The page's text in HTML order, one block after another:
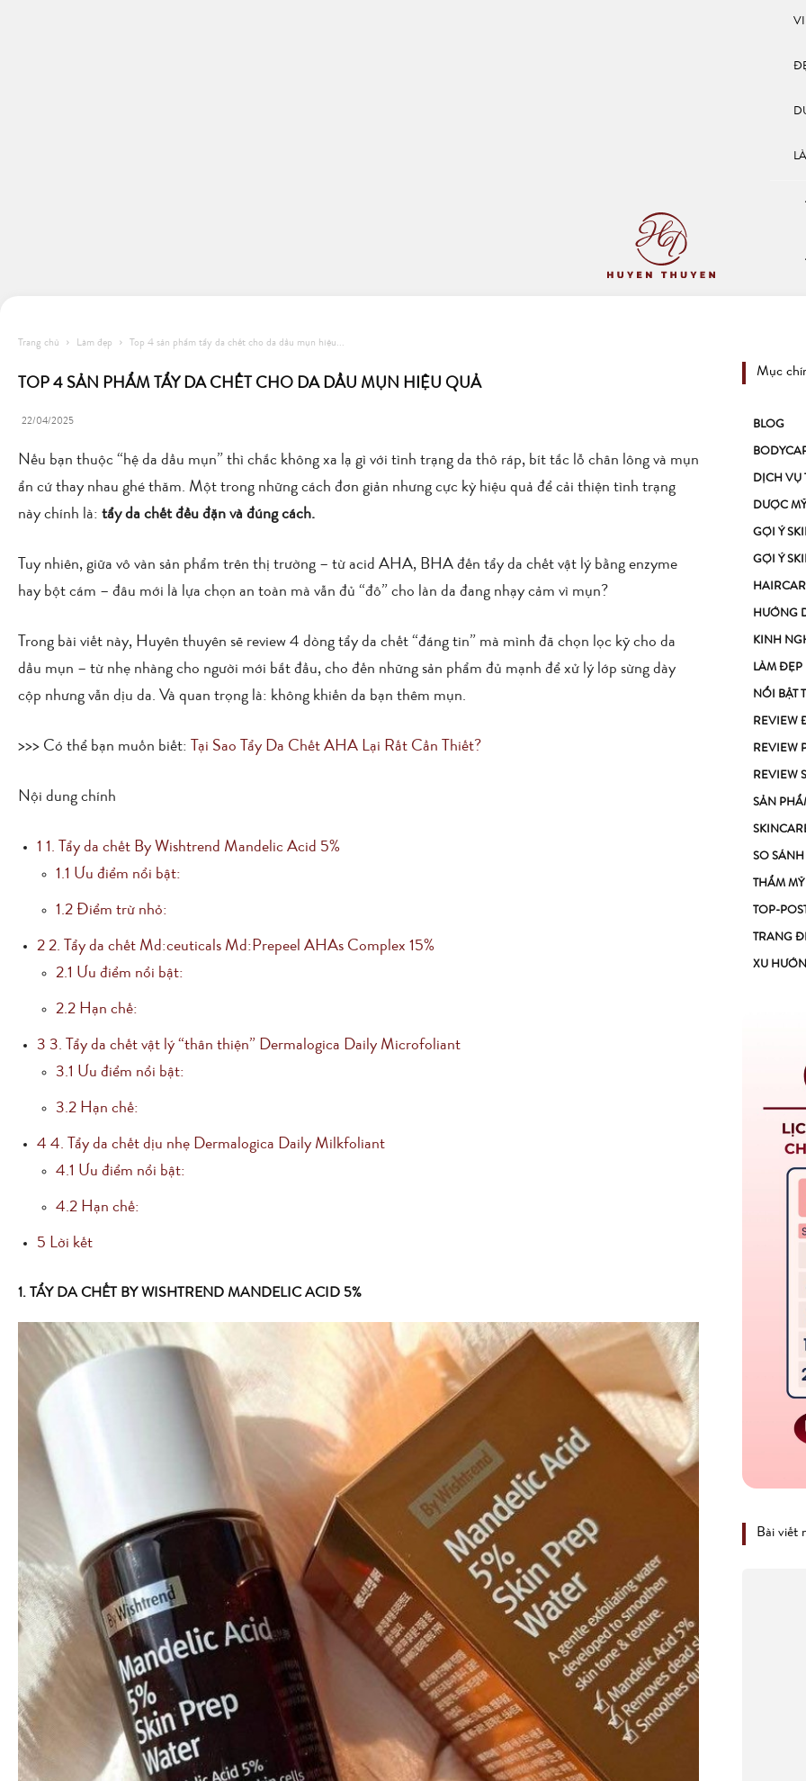
Trang chủ Làm đẹp Top 4 sản phẩm tẩy da chết cho da dầu mụn hiệu...
TOP 4 SẢN PHẨM TẨY DA CHẾT CHO DA DẦU MỤN HIỆU QUẢ
22/04/2025
Nếu bạn thuộc “hệ da dầu mụn” thì chắc không xa lạ gì với tình trạng da thô ráp, bít tắc lỗ chân lông và mụn
ẩn cứ thay nhau ghé thăm. Một trong những cách đơn giản nhưng cực kỳ hiệu quả để cải thiện tình trạng
này chính là: tẩy da chết đều đặn và đúng cách.
Tuy nhiên, giữa vô vàn sản phẩm trên thị trường – từ acid AHA, BHA đến tẩy da chết vật lý bằng enzyme
hay bột cám – đâu mới là lựa chọn an toàn mà vẫn đủ “đô” cho làn da đang nhạy cảm vì mụn?
Trong bài viết này, Huyên thuyên sẽ review 4 dòng tẩy da chết “đáng tin” mà mình đã chọn lọc kỹ cho da
dầu mụn – từ nhẹ nhàng cho người mới bắt đầu, cho đến những sản phẩm đủ mạnh để xử lý lớp sừng dày
cộp nhưng vẫn dịu da. Và quan trọng là: không khiến da bạn thêm mụn.
>>> Có thể bạn muốn biết: Tại Sao Tẩy Da Chết AHA Lại Rất Cần Thiết?
Nội dung chính
1 1. Tẩy da chết By Wishtrend Mandelic Acid 5%
1.1 Ưu điểm nổi bật:
1.2 Điểm trừ nhỏ:
2 2. Tẩy da chết Md:ceuticals Md:Prepeel AHAs Complex 15%
2.1 Ưu điểm nổi bật:
2.2 Hạn chế:
3 3. Tẩy da chết vật lý “thân thiện” Dermalogica Daily Microfoliant
3.1 Ưu điểm nổi bật:
3.2 Hạn chế:
4 4. Tẩy da chết dịu nhẹ Dermalogica Daily Milkfoliant
4.1 Ưu điểm nổi bật:
4.2 Hạn chế:
5 Lời kết
1. TẨY DA CHẾT BY WISHTREND MANDELIC ACID 5%
Mục
BLOG
DỊCH VỤ
DƯỢC
GỢI Ý
GỢI Ý
HƯỚNG
KINH
LÀM ĐẸP
NỔI BẬT
REVIEW
REVIEW
REVIEW
SẢN
SO
THẨM MỸ
TOP-
TRANG
XU
Bài viết